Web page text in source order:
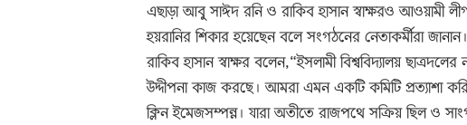
এছাড়া আবু সাঈদ রনি ও রাকিব হাসান স্বাক্ষরও আওয়ামী
হয়রানির শিকার হয়েছেন বলে সংগঠনের নেতাকর্মীরা
রাকিব হাসান স্বাক্ষর বলেন,“ইসলামী বিশ্ববিদ্যালয়
উদ্দীপনা কাজ করছে। আমরা এমন একটি কমিটি প্রত্যাশা
ক্লিন ইমেজসম্পন্ন। যারা অতীতে রাজপথে সক্রিয় ছিল ও